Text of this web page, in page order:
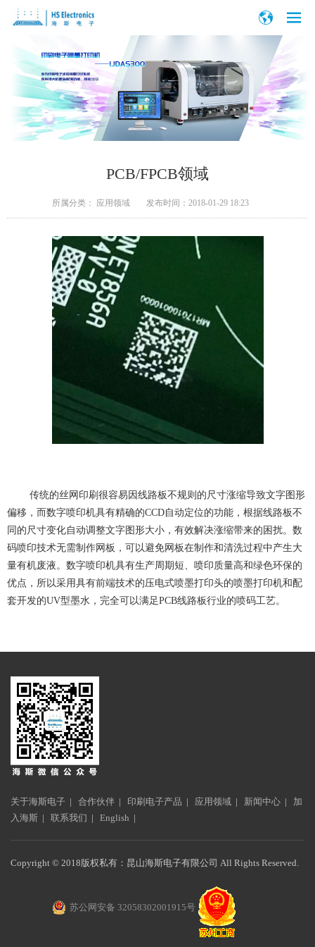
PCB/FPCB领域
所属分类： 应用领域 发布时间： 2018-01-29 18:23
传统的丝网印刷很容易因线路板不规则的尺寸涨缩导致文字图形
偏移，而数字喷印机具有精确的CCD自动定位的功能，根据线路板不
同的尺寸变化自动调整文字图形大小，有效解决涨缩带来的困扰。数
码喷印技术无需制作网板，可以避免网板在制作和清洗过程中产生大
量有机废液。数字喷印机具有生产周期短、喷印质量高和绿色环保的
优点，所以采用具有前端技术的压电式喷墨打印头的喷墨打印机和配
套开发的UV型墨水，完全可以满足PCB线路板行业的喷码工艺。
关于海斯电子 | 合作伙伴 | 印刷电子产品 | 应用领域 | 新闻中心 | 加
入海斯 | 联系我们 | English |
Copyright © 2018版权私有：昆山海斯电子有限公司 All Rights Reserved.
苏公网安备 32058302001915号